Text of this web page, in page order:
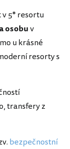
v 5* resortu
osobuv
u krásné
resorty s
transfery z
bezpečnostní